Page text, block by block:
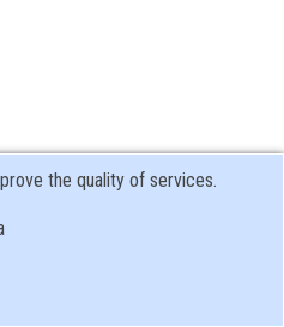
the quality of services.